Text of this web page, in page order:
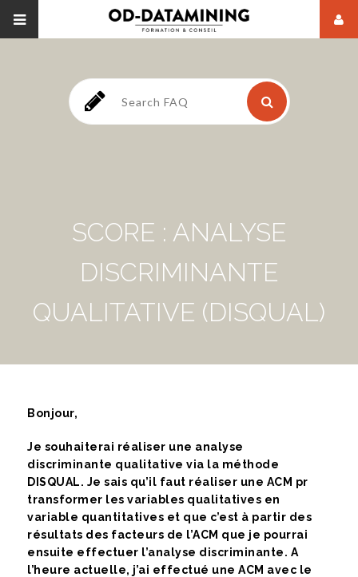
SCORE : ANALYSE
DISCRIMINANTE
QUALITATIVE (DISQUAL)
Bonjour,
Je souhaiterai réaliser une analyse
discriminante qualitative via la méthode
DISQUAL. Je sais qu’il faut réaliser une ACM pr
transformer les variables qualitatives en
variable quantitatives et que c’est à partir des
résultats des facteurs de l’ACM que je pourrai
ensuite effectuer l’analyse discriminante. A
l’heure actuelle, j’ai effectué une ACM avec le